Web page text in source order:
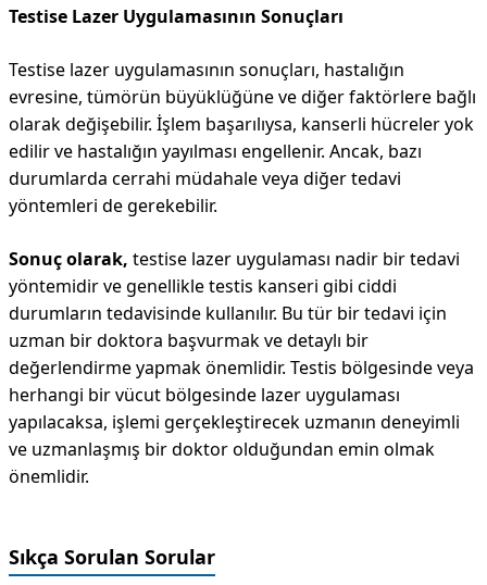
Testise Lazer Uygulamasının Sonuçları
Testise lazer uygulamasının sonuçları, hastalığın
evresine, tümörün büyüklüğüne ve diğer faktörlere bağlı
olarak değişebilir. İşlem başarılıysa, kanserli hücreler yok
edilir ve hastalığın yayılması engellenir. Ancak, bazı
durumlarda cerrahi müdahale veya diğer tedavi
yöntemleri de gerekebilir.
Sonuç olarak, testise lazer uygulaması nadir bir tedavi
yöntemidir ve genellikle testis kanseri gibi ciddi
durumların tedavisinde kullanılır. Bu tür bir tedavi için
uzman bir doktora başvurmak ve detaylı bir
değerlendirme yapmak önemlidir. Testis bölgesinde veya
herhangi bir vücut bölgesinde lazer uygulaması
yapılacaksa, işlemi gerçekleştirecek uzmanın deneyimli
ve uzmanlaşmış bir doktor olduğundan emin olmak
önemlidir.
Sıkça Sorulan Sorular